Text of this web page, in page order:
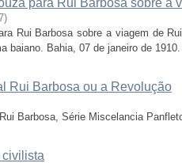
para Rui Barbosa sobre a
)
Rui Barbosa sobre a viagem de
baiano. Bahia, 07 de janeiro de
Rui Barbosa ou a Revolução
Barbosa, Série Miscelancia